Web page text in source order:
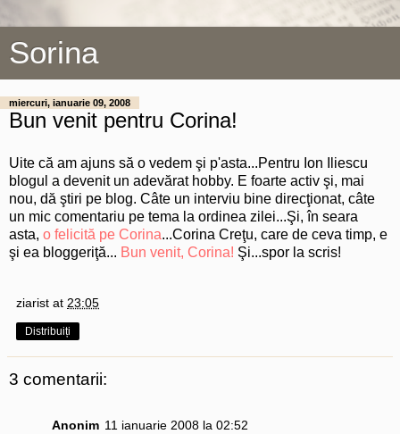
Sorina
miercuri, ianuarie 09, 2008
Bun venit pentru Corina!
Uite că am ajuns să o vedem şi p'asta...Pentru Ion Iliescu
blogul a devenit un adevărat hobby. E foarte activ şi, mai
nou, dă ştiri pe blog. Câte un interviu bine direcţionat, câte
un mic comentariu pe tema la ordinea zilei...Şi, în seara
asta, o felicită pe Corina...Corina Creţu, care de ceva timp, e
şi ea bloggeriţă... Bun venit, Corina! Şi...spor la scris!
ziarist at 23:05
Distribuiți
3 comentarii:
Anonim 11 ianuarie 2008 la 02:52